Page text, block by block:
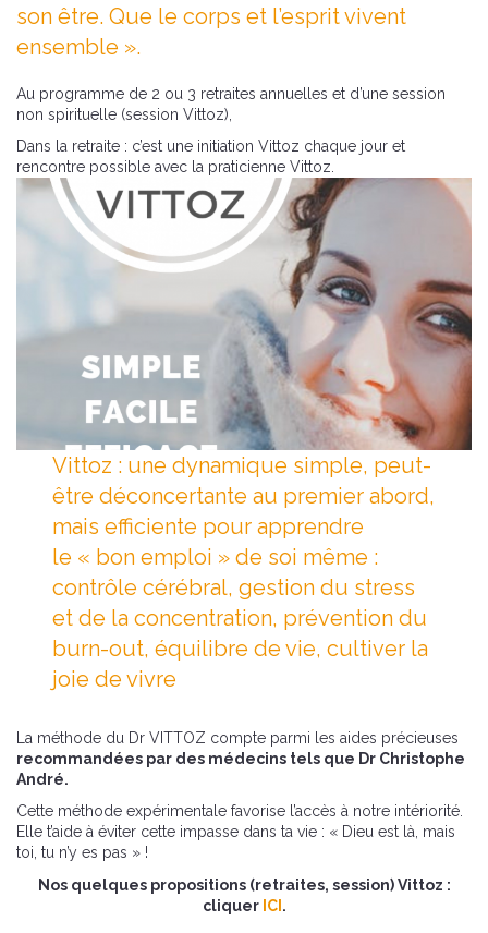
son être. Que le corps et l’esprit vivent
ensemble ».
Au programme de 2 ou 3 retraites annuelles et d’une session
non spirituelle (session Vittoz),
Dans la retraite : c’est une initiation Vittoz chaque jour et
rencontre possible avec la praticienne Vittoz.
Vittoz : une dynamique simple, peut-
être déconcertante au premier abord,
mais efficiente pour apprendre
le « bon emploi » de soi même :
contrôle cérébral, gestion du stress
et de la concentration, prévention du
burn-out, équilibre de vie, cultiver la
joie de vivre
La méthode du Dr VITTOZ compte parmi les aides précieuses
recommandées par des médecins tels que Dr Christophe
André.
Cette méthode expérimentale favorise l’accès à notre intériorité.
Elle t’aide à éviter cette impasse dans ta vie : « Dieu est là, mais
toi, tu n’y es pas » !
Nos quelques propositions (retraites, session) Vittoz :
cliquer ICI .